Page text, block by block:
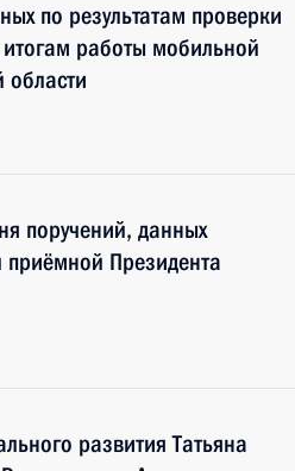
по результатам проверки
работы мобильной
области
поручений, данных
приёмной Президента
развития Татьяна